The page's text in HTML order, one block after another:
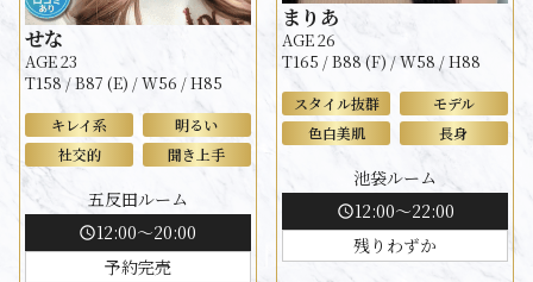
せな
AGE 23
T158 / B87 (E) / W56 / H85
キレイ系
明るい
社交的
聞き上手
五反田ルーム
schedule12:00～20:00
予約完売
まりあ
AGE 26
T165 / B88 (F) / W58 / H88
スタイル抜群
モデル
色白美肌
長身
池袋ルーム
schedule12:00～22:00
残りわずか